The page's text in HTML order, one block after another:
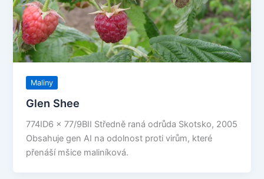
Maliny
Glen Shee
774ID6 x 77/9BII Středně raná odrůda Skotsko, 2005
Obsahuje gen AI na odolnost proti virům, které
přenáší mšice maliníková.